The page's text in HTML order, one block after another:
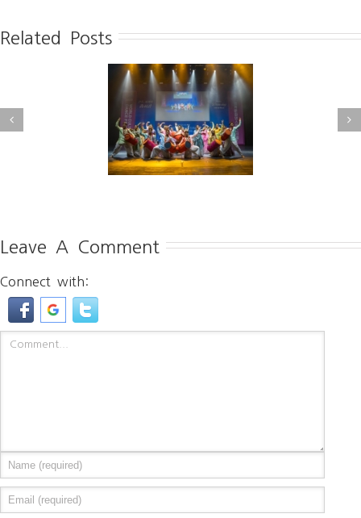
Related Posts
신문] 전주, 세계와
[전북중앙] 2025 세계문화
댄스페스티벌 성료··· 11개
Leave A Comment
Connect with: